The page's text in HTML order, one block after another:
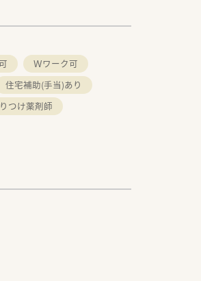
Ｗワーク可
住宅補助(手当)あり
つけ薬剤師